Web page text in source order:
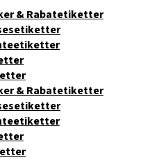
& Rabatetiketter
& Rabatetiketter